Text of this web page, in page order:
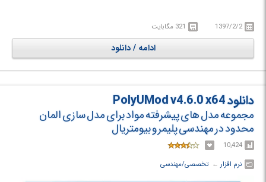
قابل استفاده است و به مهندسان این امکان را می دهد که بدون داشتن دانش و
آگاهی ویژه از مدل سازی مواد طرح های خود را با ماده مدنظرشان پیاده سازی
کنند. همراه با PolyUMod نرم افزار دیگری تحت عنوان MCalibration نیز بر روی
سیستم نصب خواهد شد که به طراحان در کالیبره نمودن مدل های مواد با
،ANSYS ،LS-DYNA یا MSC را به راحتی کالیبره و اندازه گیری کنید.
1397/2/2 321 مگابایت
ادامه / دانلود
دانلود PolyUMod v4.6.0 x64
مجموعه مدل های پیشرفته مواد برای مدل سازی المان
محدود در مهندسی پلیمر و بیومتریال
10,424
نرم افزار ← ‏تخصصی/مهندسی